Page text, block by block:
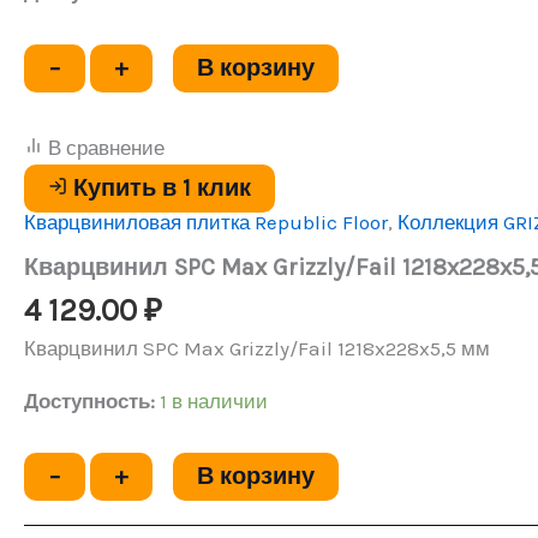
−
Количество
товара
Max
1218x228x5,5
мм
+ В корзину
В сравнение
Купить в 1 клик
Кварцвиниловая плитка Republic Floor, Коллекция
Кварцвинил SPC Max Grizzly/Fail
4 129.00 ₽
Кварцвинил SPC Max Grizzly/Fail 1218x228x5,5 мм
Доступность: 1 в наличии
−
Количество
товара
+ В корзину